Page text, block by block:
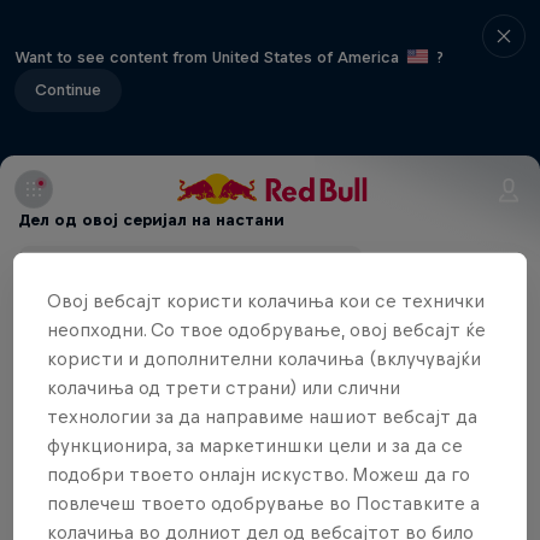
Want to see content from United States of America
?
Continue
Дел од овој серијал на настани
Welcome to the 5. Red Bull Rubik's Cube
Digital Qualifier!
The digital Qualifiers will focus on a digital version
Овој вебсајт користи колачиња кои се технички
неопходни. Со твое одобрување, овој вебсајт ќе
користи и дополнителни колачиња (вклучувајќи
колачиња од трети страни) или слични
технологии за да направиме нашиот вебсајт да
функционира, за маркетиншки цели и за да се
подобри твоето онлајн искуство. Можеш да го
повлечеш твоето одобрување во Поставките а
колачиња во долниот дел од вебсајтот во било